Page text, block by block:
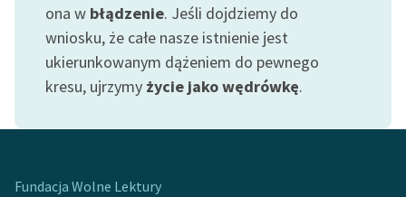
ona w błądzenie. Jeśli dojdziemy do
wniosku, że całe nasze istnienie jest
ukierunkowanym dążeniem do pewnego
kresu, ujrzymy życie jako wędrówkę.
Fundacja Wolne Lektury